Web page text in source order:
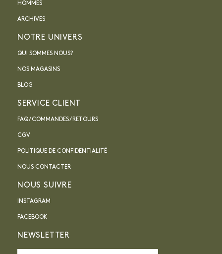
HOMMES
ARCHIVES
NOTRE UNIVERS
QUI SOMMES NOUS?
NOS MAGASINS
BLOG
SERVICE CLIENT
FAQ / COMMANDES / RETOURS
CGV
POLITIQUE DE CONFIDENTIALITÉ
NOUS CONTACTER
NOUS SUIVRE
INSTAGRAM
FACEBOOK
NEWSLETTER